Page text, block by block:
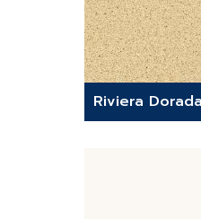
Riviera Dorada